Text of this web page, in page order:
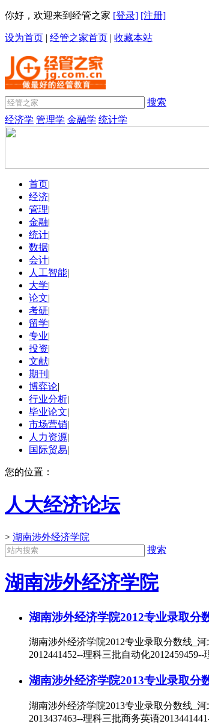
你好，欢迎来到经管之家 [登录] [注册]
设为首页 | 经管之家首页 | 收藏本站
搜索
经济学 管理学 金融学 统计学
首页|
经济|
管理|
金融|
统计|
数据|
会计|
人工智能|
大学|
论文|
考研|
留学|
专业|
投资|
文献|
期刊 |
博弈论|
行业分析|
毕业论文|
市场营销|
人力资源|
国际贸易|
您的位置：
人大经济论坛
> 湖南涉外经济学院
搜索
湖南涉外经济学院
湖南涉外经济学院2012专业录取分
湖南涉外经济学院2012专业录取分数线_
2012441452--理科三批自动化
湖南涉外经济学院2013专业录取分
湖南涉外经济学院2013专业录取分数线_
2013437463--理科三批商务英语